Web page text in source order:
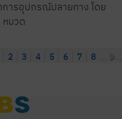
การอุปกรณ์ปลายทาง โดย
หมวด
2 3 4 5 6 7 8